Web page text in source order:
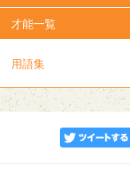
才能一覧
用語集